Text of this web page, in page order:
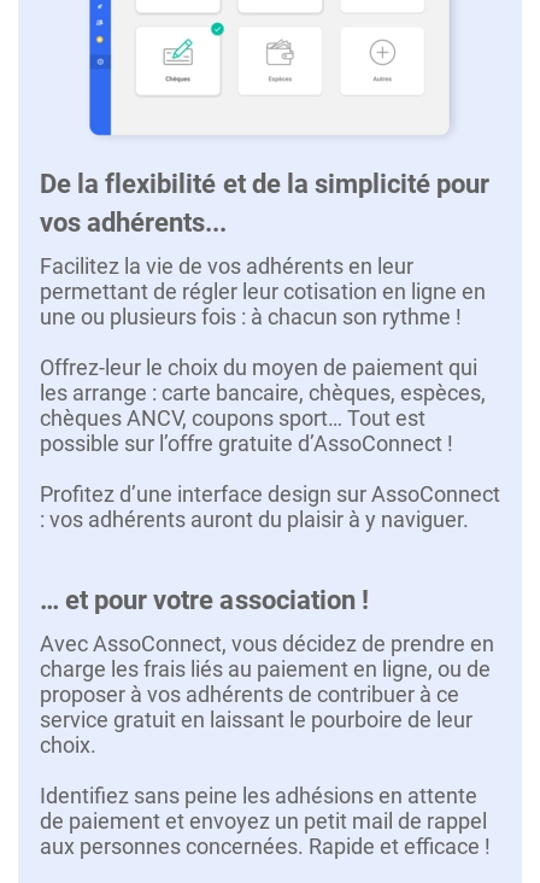
De la flexibilité et de la simplicité pour
vos adhérents...
Facilitez la vie de vos adhérents en leur
permettant de régler leur cotisation en ligne en
une ou plusieurs fois : à chacun son rythme !
Offrez-leur le choix du moyen de paiement qui
les arrange : carte bancaire, chèques, espèces,
chèques ANCV, coupons sport… Tout est
possible sur l’offre gratuite d’AssoConnect !
Profitez d’une interface design sur AssoConnect
: vos adhérents auront du plaisir à y naviguer.
… et pour votre association !
Avec AssoConnect, vous décidez de prendre en
charge les frais liés au paiement en ligne, ou de
proposer à vos adhérents de contribuer à ce
service gratuit en laissant le pourboire de leur
choix.
Identifiez sans peine les adhésions en attente
de paiement et envoyez un petit mail de rappel
aux personnes concernées. Rapide et efficace !